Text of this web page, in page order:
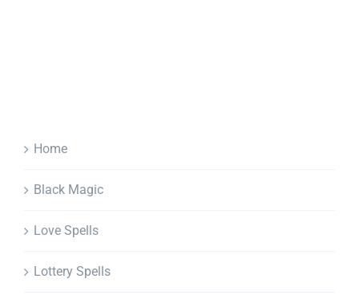
Home
Black Magic
Love Spells
Lottery Spells